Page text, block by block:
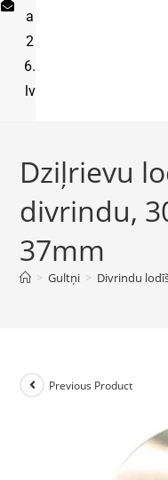
a
2
6.
lv
Dziļrievu
divrindu,
37mm
> Gultņi > Divrindu
Previous Product